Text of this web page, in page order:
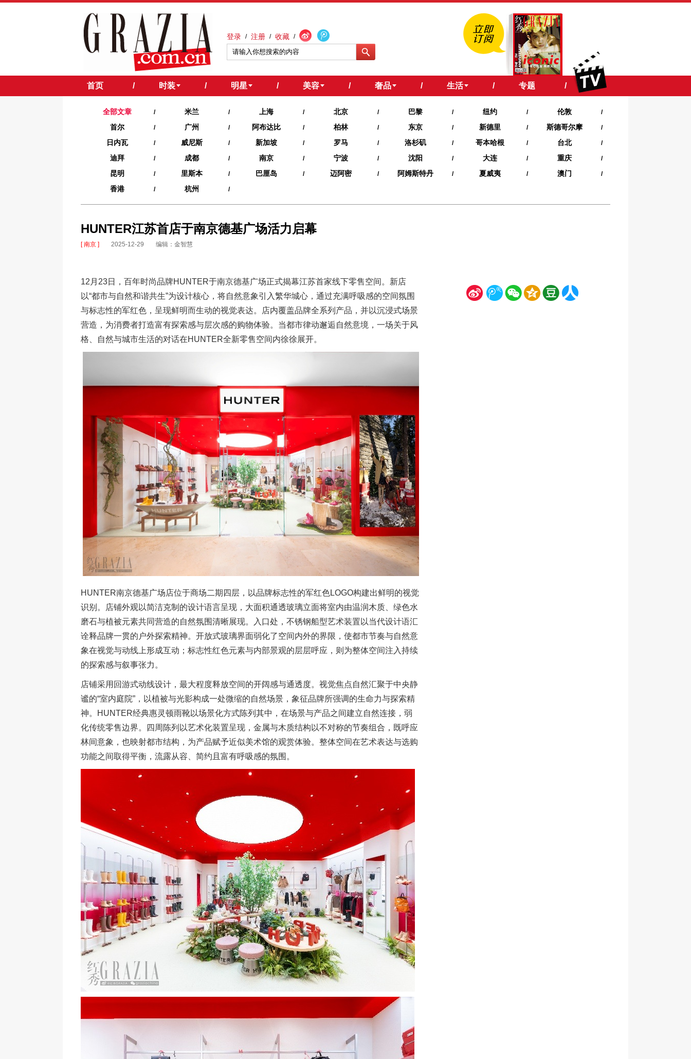
登录 / 注册 / 收藏 /
首页 / 时装 / 明星 / 美容 / 奢品 / 生活 / 专题 /
全部文章 / 米兰 / 上海 / 北京 / 巴黎 / 纽约 / 伦敦 /
首尔 / 广州 / 阿布达比 / 柏林 / 东京 / 新德里 / 斯德哥尔摩 /
日内瓦 / 威尼斯 / 新加坡 / 罗马 / 洛杉矶 / 哥本哈根 / 台北 /
迪拜 / 成都 / 南京 / 宁波 / 沈阳 / 大连 / 重庆 /
昆明 / 里斯本 / 巴厘岛 / 迈阿密 / 阿姆斯特丹 / 夏威夷‍ / 澳门 /
香港 / 杭州 /
HUNTER江苏首店于南京德基广场活力启幕
[ 南京 ] 2025-12-29 编辑：金智慧
12月23日，百年时尚品牌HUNTER于南京德基广场正式揭幕江苏首家线下零售空间。新店
以“都市与自然和谐共生”为设计核心，将自然意象引入繁华城心，通过充满呼吸感的空间氛围
与标志性的军红色，呈现鲜明而生动的视觉表达。店内覆盖品牌全系列产品，并以沉浸式场景
营造，为消费者打造富有探索感与层次感的购物体验。当都市律动邂逅自然意境，一场关于风
格、自然与城市生活的对话在HUNTER全新零售空间内徐徐展开。
HUNTER南京德基广场店位于商场二期四层，以品牌标志性的军红色LOGO构建出鲜明的视觉
识别。店铺外观以简洁克制的设计语言呈现，大面积通透玻璃立面将室内由温润木质、绿色水
磨石与植被元素共同营造的自然氛围清晰展现。入口处，不锈钢船型艺术装置以当代设计语汇
诠释品牌一贯的户外探索精神。开放式玻璃界面弱化了空间内外的界限，使都市节奏与自然意
象在视觉与动线上形成互动；标志性红色元素与内部景观的层层呼应，则为整体空间注入持续
的探索感与叙事张力。
店铺采用回游式动线设计，最大程度释放空间的开阔感与通透度。视觉焦点自然汇聚于中央静
谧的“室内庭院”，以植被与光影构成一处微缩的自然场景，象征品牌所强调的生命力与探索精
神。HUNTER经典惠灵顿雨靴以场景化方式陈列其中，在场景与产品之间建立自然连接，弱
化传统零售边界。四周陈列以艺术化装置呈现，金属与木质结构以不对称的节奏组合，既呼应
林间意象，也映射都市结构，为产品赋予近似美术馆的观赏体验。整体空间在艺术表达与选购
功能之间取得平衡，流露从容、简约且富有呼吸感的氛围。
新 腾 微 空 豆